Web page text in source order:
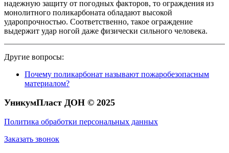
надежную защиту от погодных факторов, то ограждения из
монолитного поликарбоната обладают высокой
ударопрочностью. Соответственно, такое ограждение
выдержит удар ногой даже физически сильного человека.
Другие вопросы:
Почему поликарбонат называют пожаробезопасным
материалом?
УникумПласт ДОН © 2025
Политика обработки персональных данных
Заказать звонок